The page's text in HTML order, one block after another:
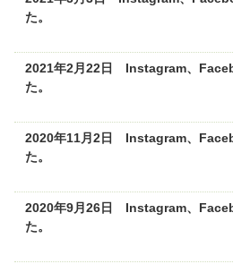
た。
2021年2月22日 Instagram、
た。
2020年11月2日 Instagram、
た。
2020年9月26日 Instagram、
た。